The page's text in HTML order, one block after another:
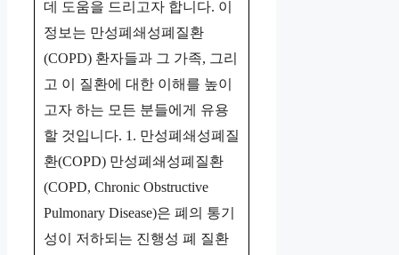
데 도움을 드리고자 합니다. 이
정보는 만성폐쇄성폐질환
(COPD) 환자들과 그 가족, 그리
고 이 질환에 대한 이해를 높이
고자 하는 모든 분들에게 유용
할 것입니다. 1. 만성폐쇄성폐질
환(COPD) 만성폐쇄성폐질환
(COPD, Chronic Obstructive
Pulmonary Disease)은 폐의 통기
성이 저하되는 진행성 폐 질환